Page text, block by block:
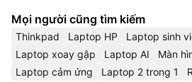
Mọi người cũng tìm kiếm
Thinkpad Laptop HP Laptop sinh
Laptop xoay gập
Laptop AI Màn
Laptop cảm ứng
Laptop 2 trong 1